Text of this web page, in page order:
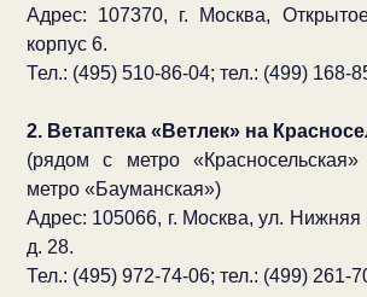
Адрес: 107370, г. Москва,
корпус 6.
Тел.: (495) 510-86-04; тел.: (499) 168-
2. Ветаптека «Ветлек» на
(рядом с метро
метро «Бауманская»)
Адрес: 105066, г. Москва, ул. Нижняя
д. 28.
Тел.: (495) 972-74-06; тел.: (499) 261-